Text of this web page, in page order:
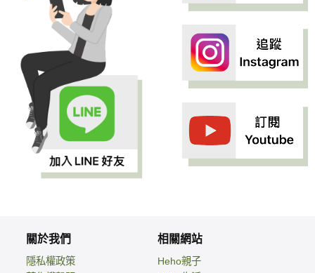
關於我們
隱私權政策
相關網站
Heho親子